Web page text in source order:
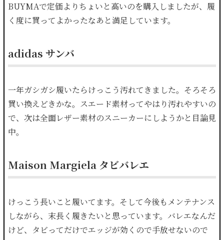
BUYMAで定価よりちょいと高いのを購入しましたが、履
く度に買ってよかったなあと満足しています。
adidas サンバ
一年ガシガシ履いたらけっこう汚れてきました。そろそろ
買い換えどきかな。スエード素材ってやはり汚れやすいの
で、次は全面レザー素材のスニーカーにしようかと目論見
中。
Maison Margiela タビバレエ
けっこう長いこと履いてます。そして今後もメンテナンス
しながら、末長く履きたいと思っています。バレエなんだ
けど、タビってだけでエッジが効くので手放せないので